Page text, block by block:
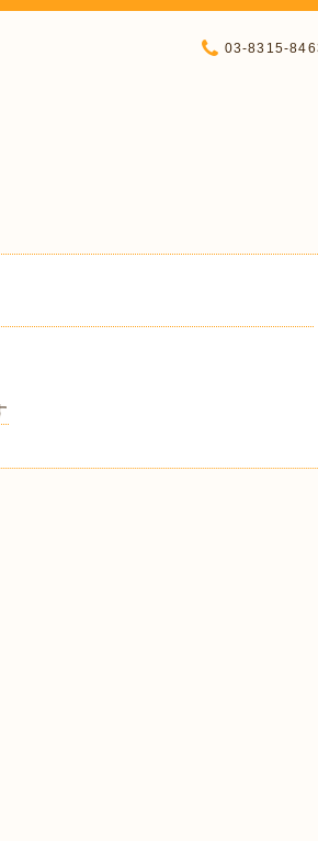
03-8315-